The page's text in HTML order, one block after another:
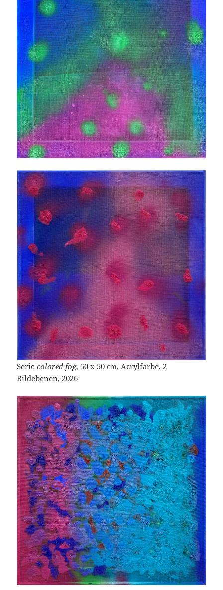
Seriecolored fog, 50 x 50 cm, Acrylfarbe, 2
Bildebenen, 2026